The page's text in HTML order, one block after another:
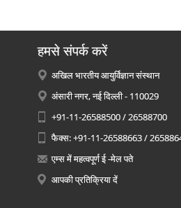
हमसे संपर्क करें
अखिल भारतीय आयुर्विज्ञान संस्थान
अंसारी नगर, नई दिल्ली - 110029
+91-11-26588500 / 26588700
फैक्स: +91-11-26588663 /
एम्स में महत्वपूर्ण ई -मेल पते
आपकी प्रतिक्रिया दें